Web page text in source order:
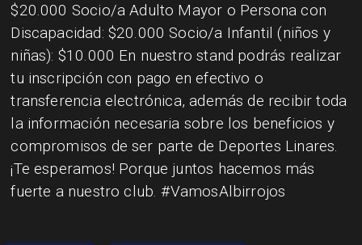
$20.000 Socio/a Adulto Mayor o Persona con
Discapacidad: $20.000 Socio/a Infantil (niños y
niñas): $10.000 En nuestro stand podrás realizar
tu inscripción con pago en efectivo o
transferencia electrónica, además de recibir toda
la información necesaria sobre los beneficios y
compromisos de ser parte de Deportes Linares.
¡Te esperamos! Porque juntos hacemos más
fuerte a nuestro club. #VamosAlbirrojos